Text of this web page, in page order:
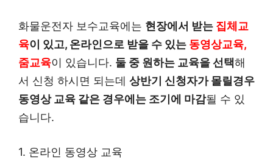
화물운전자 보수교육에는 현장에서 받는 집체교
육이 있고, 온라인으로 받을 수 있는 동영상교육,
줌교육이 있습니다. 둘 중 원하는 교육을 선택해
서 신청 하시면 되는데 상반기 신청자가 몰릴경우
동영상 교육 같은 경우에는 조기에 마감될 수 있
습니다.
1. 온라인 동영상 교육